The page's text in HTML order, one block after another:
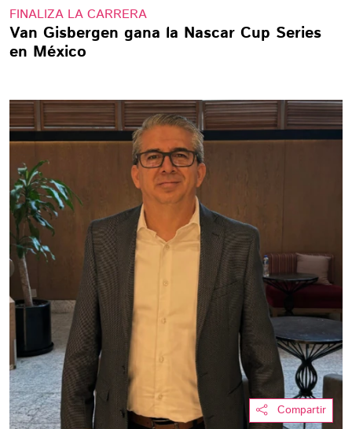
FINALIZA LA CARRERA
Van Gisbergen gana la Nascar Cup Series
en México
Compartir